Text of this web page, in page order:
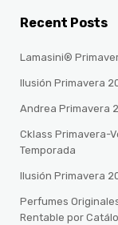
Recent Posts
Lamasini®
Ilusión Primavera
Andrea Primavera
Cklass Primavera-
Temporada
Ilusión Primavera
Perfumes
Rentable por